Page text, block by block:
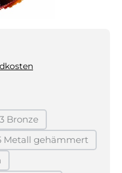
nicht verfügbar.)
Bronze
(Diese Option ist zurzeit nicht
nicht verfügbar.)
Metall gehämmert
(Diese Option ist
zurzeit nicht verfügbar.)